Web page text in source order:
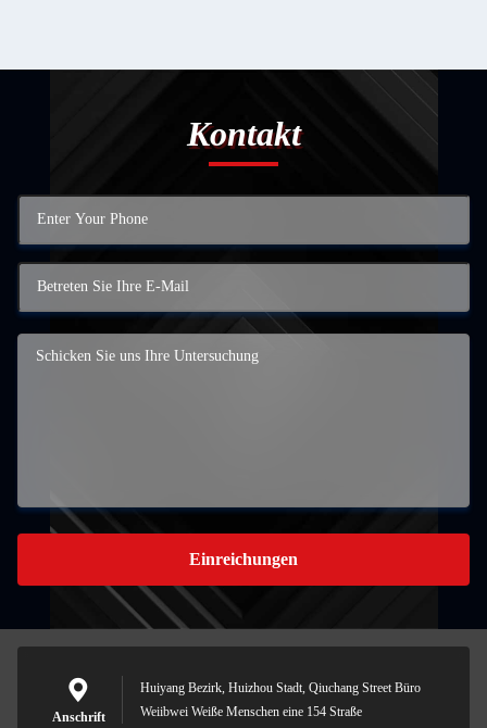
Kontakt
Einreichungen
Anschrift
Huiyang Bezirk, Huizhou Stadt, Qiuchang Street Büro
Weiibwei Weiße Menschen eine 154 Straße